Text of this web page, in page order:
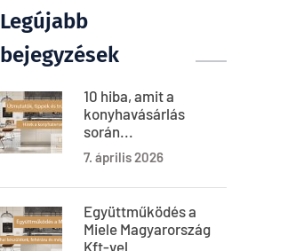
Legújabb
bejegyzések
10 hiba, amit a
konyhavásárlás
során...
7. április 2026
Együttműködés a
Miele Magyarország
Kft-vel